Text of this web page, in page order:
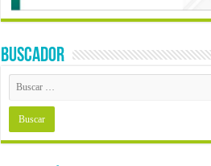
BUSCADOR